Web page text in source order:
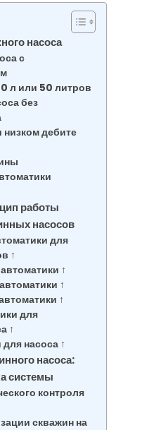
насоса
с
л или 50 литров
без
дебите
работы
насосов
для
↑
↑
↑
↑
для
↑
насоса ↑
насоса:
системы
контроля
скважин на